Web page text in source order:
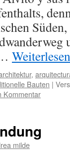
,
Bauten |
Kommentar
milde